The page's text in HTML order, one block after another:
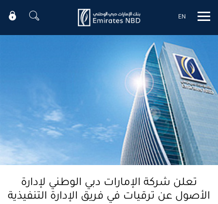
Mobile menu
EN
تعلن شركة الإمارات دبي الوطني لإدارة
الأصول عن ترقيات في فريق الإدارة التنفيذية